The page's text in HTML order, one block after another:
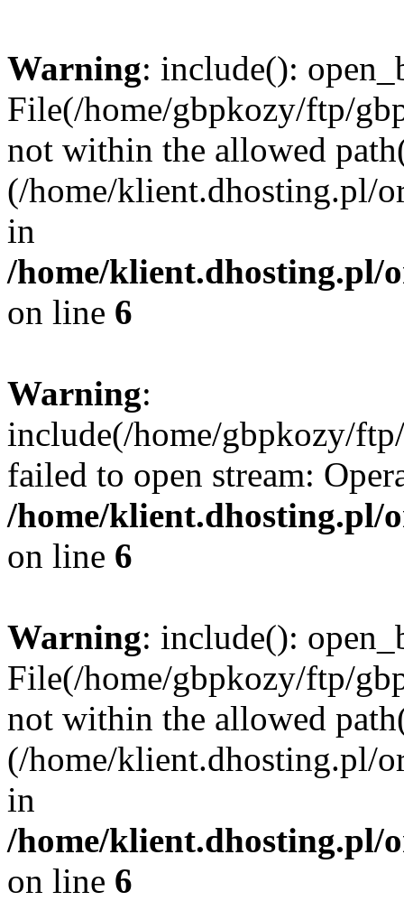
Warning: include():
File(/home/gbpkozy/ftp/
not within the allowed
(/home/klient.dhosting.pl/
in
/home/
on line 6
Warning:
include(/home/gbpkozy/
failed to open stream:
/home/
on line 6
Warning: include():
File(/home/gbpkozy/ftp/
not within the allowed
(/home/klient.dhosting.pl/
in
/home/
on line 6